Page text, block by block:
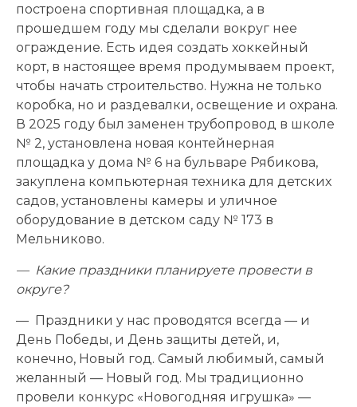
построена спортивная площадка, а в
прошедшем году мы сделали вокруг нее
ограждение. Есть идея создать хоккейный
корт, в настоящее время продумываем проект,
чтобы начать строительство. Нужна не только
коробка, но и раздевалки, освещение и охрана.
В 2025 году был заменен трубопровод в школе
№ 2, установлена новая контейнерная
площадка у дома № 6 на бульваре Рябикова,
закуплена компьютерная техника для детских
садов, установлены камеры и уличное
оборудование в детском саду № 173 в
Мельниково.
— Какие праздники планируете провести в
округе?
— Праздники у нас проводятся всегда — и
День Победы, и День защиты детей, и,
конечно, Новый год. Самый любимый, самый
желанный — Новый год. Мы традиционно
провели конкурс «Новогодняя игрушка» —